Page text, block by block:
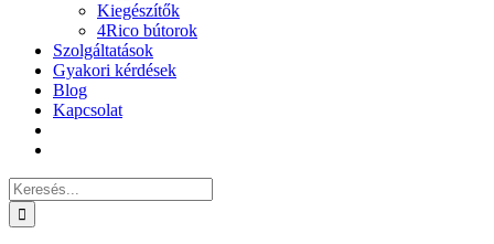
Kiegészítők
4Rico bútorok
Szolgáltatások
Gyakori kérdések
Blog
Kapcsolat
Keresés...